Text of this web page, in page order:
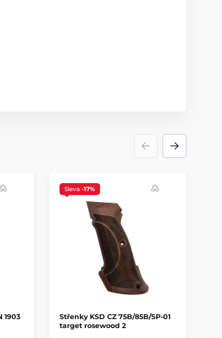
1903
Sleva -17%
Střenky KSD CZ 75B/85B/SP-01
target rosewood 2